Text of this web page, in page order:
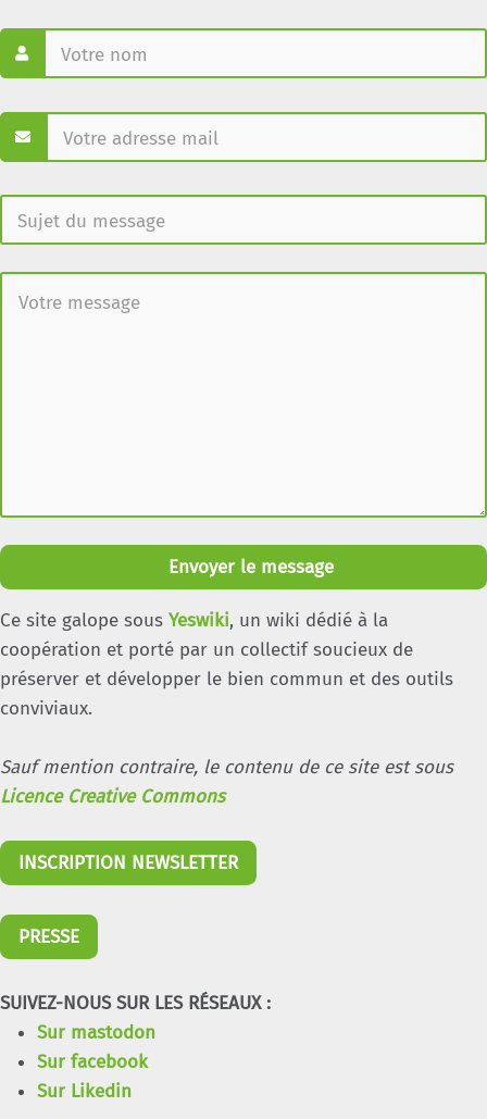
Envoyer le message
Ce site galope sous Yeswiki, un wiki dédié à la
coopération et porté par un collectif soucieux de
préserver et développer le bien commun et des outils
conviviaux.
Sauf mention contraire, le contenu de ce site est sous
Licence Creative Commons
INSCRIPTION NEWSLETTER
PRESSE
SUIVEZ-NOUS SUR LES RÉSEAUX :
Sur mastodon
Sur facebook
Sur Likedin